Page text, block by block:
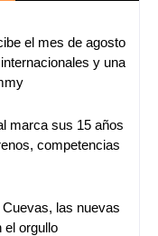
el mes de agosto
y una
marca sus 15 años
competencias
las nuevas
el orgullo